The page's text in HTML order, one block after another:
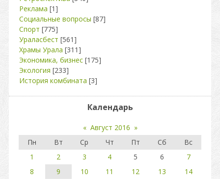
Реклама [1]
Социальные вопросы [87]
Спорт [775]
Ураласбест [561]
Храмы Урала [311]
Экономика, бизнес [175]
Экология [233]
История комбината [3]
Календарь
« Август 2016 »
Пн
Вт Ср Чт Пт Сб
Вс
1
2 3 4 5 6
7
8
9 10 11 12 13
14